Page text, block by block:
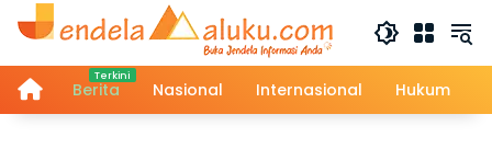
Langsung
HomeBerita Nasional Internasional Hukum